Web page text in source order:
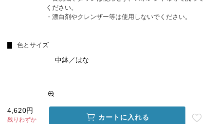
ください。
・漂白剤やクレンザー等は使用しないでください。
色とサイズ
中鉢／はな
4,620円
残りわずか カートに入れる